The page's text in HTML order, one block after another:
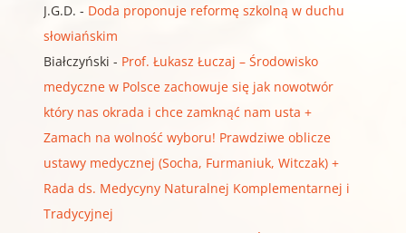
J.G.D. - Doda proponuje reformę szkolną w duchu
słowiańskim
Białczyński - Prof. Łukasz Łuczaj – Środowisko
medyczne w Polsce zachowuje się jak nowotwór
który nas okrada i chce zamknąć nam usta +
Zamach na wolność wyboru! Prawdziwe oblicze
ustawy medycznej (Socha, Furmaniuk, Witczak) +
Rada ds. Medycyny Naturalnej Komplementarnej i
Tradycyjnej